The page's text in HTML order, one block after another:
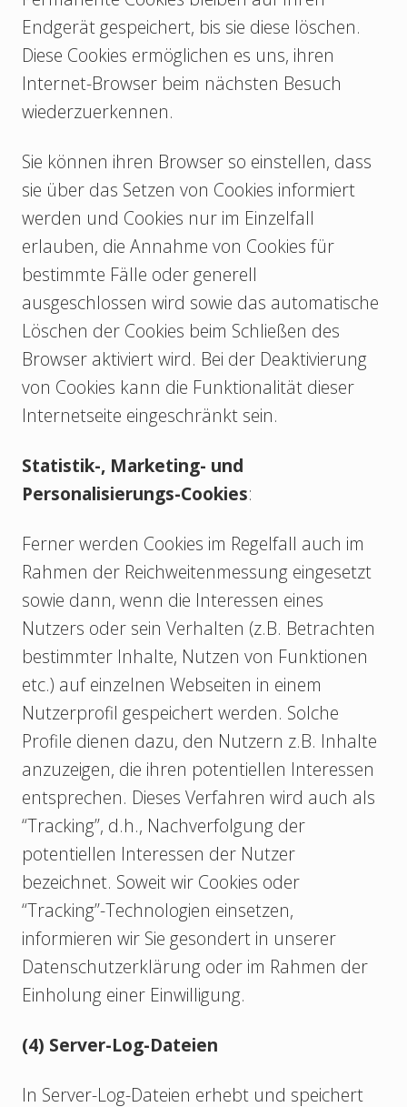
Endgerät gespeichert, bis sie diese löschen.
Diese Cookies ermöglichen es uns, ihren
Internet-Browser beim nächsten Besuch
wiederzuerkennen.
Sie können ihren Browser so einstellen, dass
sie über das Setzen von Cookies informiert
werden und Cookies nur im Einzelfall
erlauben, die Annahme von Cookies für
bestimmte Fälle oder generell
ausgeschlossen wird sowie das automatische
Löschen der Cookies beim Schließen des
Browser aktiviert wird. Bei der Deaktivierung
von Cookies kann die Funktionalität dieser
Internetseite eingeschränkt sein.
Statistik-, Marketing- und
Personalisierungs-Cookies:
Ferner werden Cookies im Regelfall auch im
Rahmen der Reichweitenmessung eingesetzt
sowie dann, wenn die Interessen eines
Nutzers oder sein Verhalten (z.B. Betrachten
bestimmter Inhalte, Nutzen von Funktionen
etc.) auf einzelnen Webseiten in einem
Nutzerprofil gespeichert werden. Solche
Profile dienen dazu, den Nutzern z.B. Inhalte
anzuzeigen, die ihren potentiellen Interessen
entsprechen. Dieses Verfahren wird auch als
“Tracking”, d.h., Nachverfolgung der
potentiellen Interessen der Nutzer
bezeichnet. Soweit wir Cookies oder
“Tracking”-Technologien einsetzen,
informieren wir Sie gesondert in unserer
Datenschutzerklärung oder im Rahmen der
Einholung einer Einwilligung.
(4) Server-Log-Dateien
In Server-Log-Dateien erhebt und speichert